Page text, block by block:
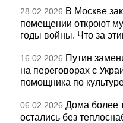
28.02.2026 В Москве
помещении откроют
годы войны. Что за
16.02.2026 Путин
на переговорах с
помощника по
06.02.2026 Дома более
остались без